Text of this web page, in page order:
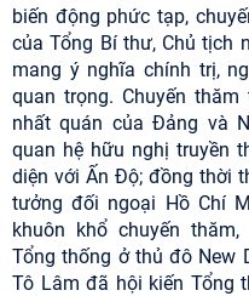
biến động phức tạp,
của Tổng Bí thư, Chủ tịch
mang ý nghĩa chính trị,
quan trọng. Chuyến
nhất quán của Đảng và
quan hệ hữu nghị truyền
diện với Ấn Độ; đồng thời
tưởng đối ngoại Hồ Chí
khuôn khổ chuyến
Tổng thống ở thủ đô New
Tô Lâm đã hội kiến Tổng